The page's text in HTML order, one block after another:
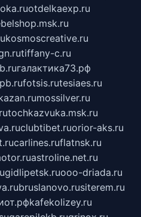
otdelkaexp.ru
kosmoscreative.ru
tiffany-c.ru
галактика73.рф
fotsis.rutesiaes.ru
mossilver.ru
tochkazvuka.msk.ru
clubtibet.ruorior-aks.ru
carlines.ruflatnsk.ru
astroline.net.ru
gidlipetsk.ruooo-driada.ru
bruslanovo.rusiterem.ru
kafekolizey.ru